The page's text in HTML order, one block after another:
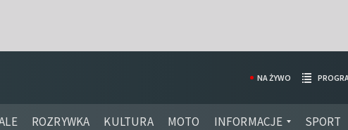
ROZRYWKA KULTURA MOTO INFORMACJE SPORT
NA ŻYWO